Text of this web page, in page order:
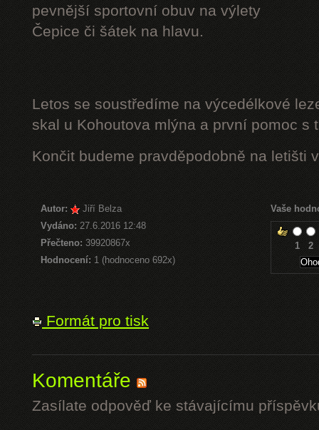
pevnější sportovní obuv na výlety
Čepice či šátek na hlavu.
Letos se soustředíme na výcedélkové
skal u Kohoutova mlýna a první pomoc s
Končit budeme pravděpodobně na letišti
Autor:
Jiří Belza
Vydáno: 27.6.2016 12:48
Přečteno:39920867x
Hodnocení: 1 (hodnoceno 692x)
Vaše
1 2
Formát pro tisk
Komentáře
Zasílate odpověď ke stávajícímu